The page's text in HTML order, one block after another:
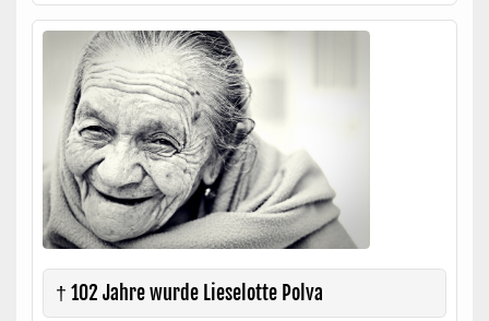
† 102 Jahre wurde Lieselotte Polva